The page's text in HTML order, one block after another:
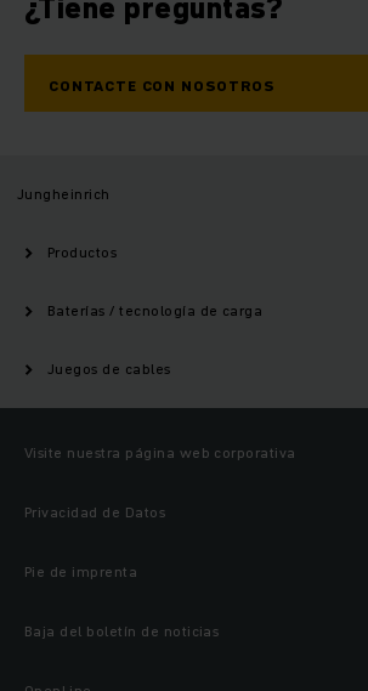
¿Tiene preguntas?
CONTACTE CON NOSOTROS
Jungheinrich
Productos
Baterías / tecnología de carga
Juegos de cables
Visite nuestra página web corporativa
Privacidad de Datos
Pie de imprenta
Baja del boletín de noticias